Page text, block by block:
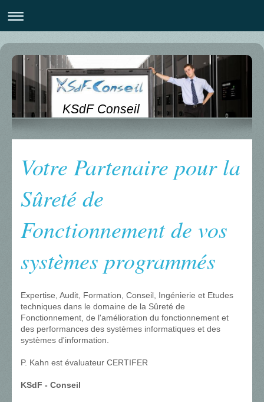
KSdF Conseil
Votre Partenaire pour la
Sûreté de
Fonctionnement de vos
systèmes programmés
Expertise, Audit, Formation, Conseil, Ingénierie et Etudes
techniques dans le domaine de la Sûreté de
Fonctionnement, de l'amélioration du fonctionnement et
des performances des systèmes informatiques et des
systèmes d'information.
P. Kahn est évaluateur CERTIFER
KSdF - Conseil